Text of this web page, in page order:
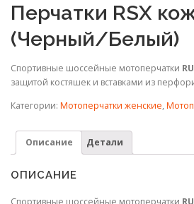
Перчатки RSX
(Черный/Белый)
Спортивные шоссейные мотоперчатки
защитой костяшек и вставками из
Категории: Мотоперчатки женские,
Описание Детали
ОПИСАНИЕ
Спортивные шоссейные мотоперчатки